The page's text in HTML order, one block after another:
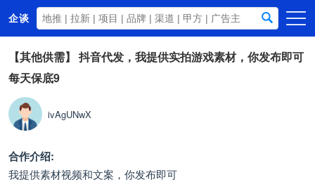
企谈
首页
商务资源
资讯动态
关于我们
【其他供需】 抖音代发，我提供实拍游戏素材，你发布即可
每天保底9
ivAgUNwX
合作介绍:
我提供素材视频和文案，你发布即可